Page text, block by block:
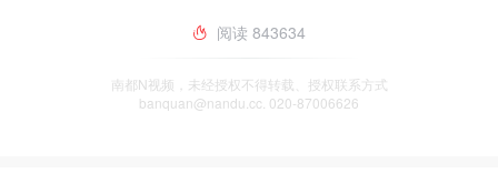
阅读 843634
南都N视频，未经授权不得转载、授权联系方式
banquan@nandu.cc. 020-87006626